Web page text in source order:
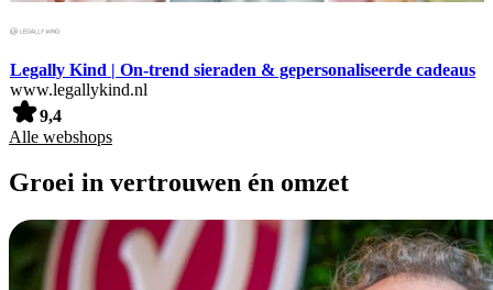
Legally Kind | On-trend sieraden & gepersonaliseerde cadeaus
www.legallykind.nl
9,4
Alle webshops
Groei in vertrouwen én omzet